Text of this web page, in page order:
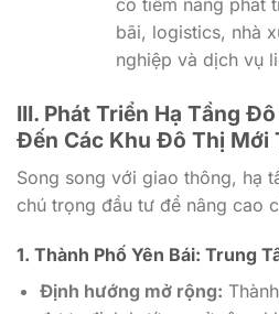
có tiềm năng phát
bãi, logistics, nhà
nghiệp và dịch vụ
III. Phát Triển Hạ Tầng
Đến Các Khu Đô Thị Mới
Song song với giao thông, hạ
chú trọng đầu tư để nâng cao
1. Thành Phố Yên Bái: Trung
Định hướng mở rộng: